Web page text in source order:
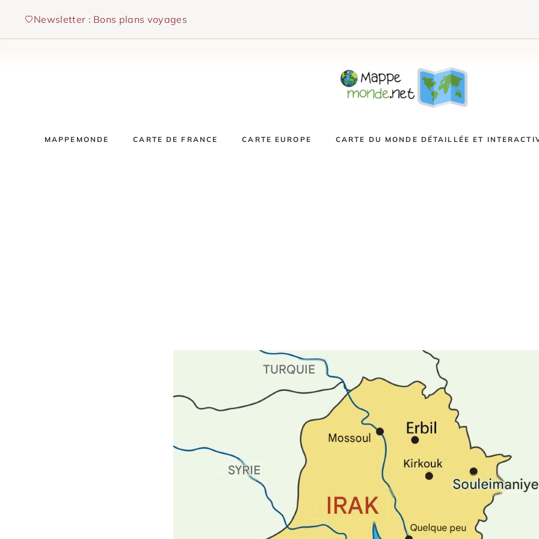
contenu
Newsletter : Bons plans voyages
MAPPEMONDE CARTE DE FRANCE CARTE EUROPE CARTE DU MONDE DÉTAILLÉE ET